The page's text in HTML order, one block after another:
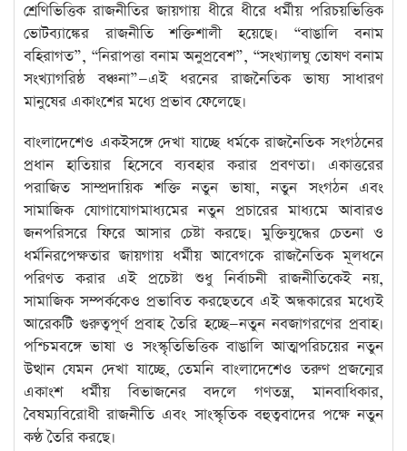
শ্রেণিভিত্তিক রাজনীতির জায়গায় ধীরে ধীরে ধর্মীয় পরিচয়ভিত্তিক
ভোটব্যাঙ্কের রাজনীতি শক্তিশালী হয়েছে। “বাঙালি বনাম
বহিরাগত”, “নিরাপত্তা বনাম অনুপ্রবেশ”, “সংখ্যালঘু তোষণ বনাম
সংখ্যাগরিষ্ঠ বঞ্চনা”—এই ধরনের রাজনৈতিক ভাষ্য সাধারণ
মানুষের একাংশের মধ্যে প্রভাব ফেলেছে।
বাংলাদেশেও একইসঙ্গে দেখা যাচ্ছে ধর্মকে রাজনৈতিক সংগঠনের
প্রধান হাতিয়ার হিসেবে ব্যবহার করার প্রবণতা। একাত্তরের
পরাজিত সাম্প্রদায়িক শক্তি নতুন ভাষা, নতুন সংগঠন এবং
সামাজিক যোগাযোগমাধ্যমের নতুন প্রচারের মাধ্যমে আবারও
জনপরিসরে ফিরে আসার চেষ্টা করছে। মুক্তিযুদ্ধের চেতনা ও
ধর্মনিরপেক্ষতার জায়গায় ধর্মীয় আবেগকে রাজনৈতিক মূলধনে
পরিণত করার এই প্রচেষ্টা শুধু নির্বাচনী রাজনীতিকেই নয়,
সামাজিক সম্পর্ককেও প্রভাবিত করছেতবে এই অন্ধকারের মধ্যেই
আরেকটি গুরুত্বপূর্ণ প্রবাহ তৈরি হচ্ছে—নতুন নবজাগরণের প্রবাহ।
পশ্চিমবঙ্গে ভাষা ও সংস্কৃতিভিত্তিক বাঙালি আত্মপরিচয়ের নতুন
উত্থান যেমন দেখা যাচ্ছে, তেমনি বাংলাদেশেও তরুণ প্রজন্মের
একাংশ ধর্মীয় বিভাজনের বদলে গণতন্ত্র, মানবাধিকার,
বৈষম্যবিরোধী রাজনীতি এবং সাংস্কৃতিক বহুত্ববাদের পক্ষে নতুন
কণ্ঠ তৈরি করছে।